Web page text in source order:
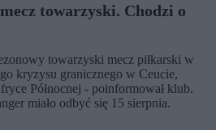
towarzyski. Chodzi o
towarzyski mecz piłkarski w
kryzysu granicznego w Ceucie,
Północnej - poinformował klub.
miało odbyć się 15 sierpnia.